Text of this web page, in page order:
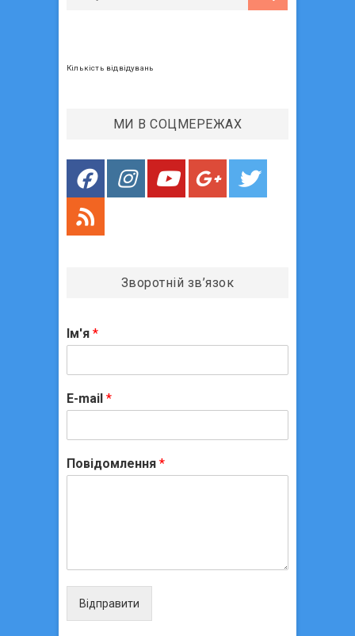
Кількість відвідувань
МИ В СОЦМЕРЕЖАХ
Зворотній зв’язок
Ім'я *
E-mail *
Повідомлення *
Відправити